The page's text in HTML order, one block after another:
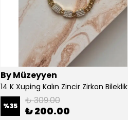
By Müzeyyen
14 K Xuping Kalın Zincir Zirkon Bileklik
%35 ₺ 309.00
₺ 200.00